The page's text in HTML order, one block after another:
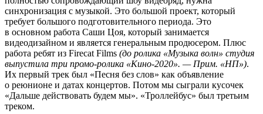
синхронизация с музыкой. Это большой проект, который
требует большого подготовительного периода. Это
в основном работа Саши Цоя, который занимается
видеодизайном и является генеральным продюсером. Плюс
работа ребят из Firecat Films (до ролика «Музыка волн» студия
выпустила три промо-ролика «Кино-2020». — Прим. «НП»).
Их первый трек был «Песня без слов» как объявление
о реюнионе и датах концертов. Потом мы сыграли кусочек
«Дальше действовать будем мы». «Троллейбус» был третьим
треком.